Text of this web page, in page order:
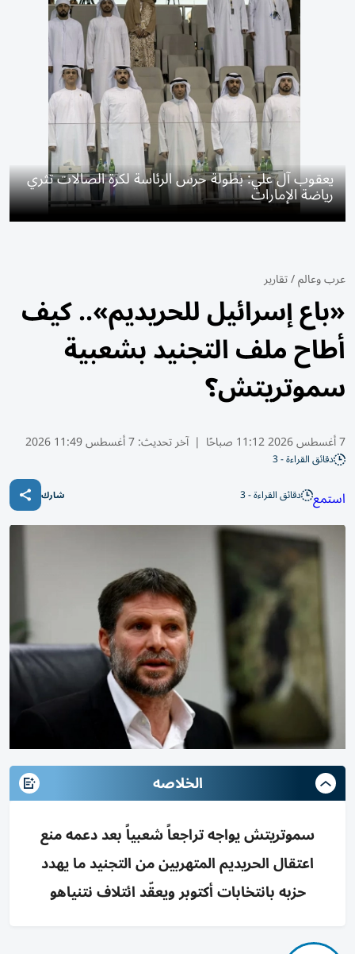
يعقوب آل علي: بطولة حرس الرئاسة لكرة الصالات تثري
رياضة الإمارات
عرب وعالم/تقارير
«باع إسرائيل للحريديم».. كيف
أطاح ملف التجنيد بشعبية
سموتريتش؟
7 أغسطس 2026 11:12 صباحًا | آخر تحديث:7 أغسطس 11:49 2026
دقائق القراءة - 3
استمع دقائق القراءة - 3 شارك
الخلاصه
سموتريتش يواجه تراجعاً شعبياً بعد دعمه منع
اعتقال الحريديم المتهربين من التجنيد ما يهدد
حزبه بانتخابات أكتوبر ويعقّد ائتلاف نتنياهو